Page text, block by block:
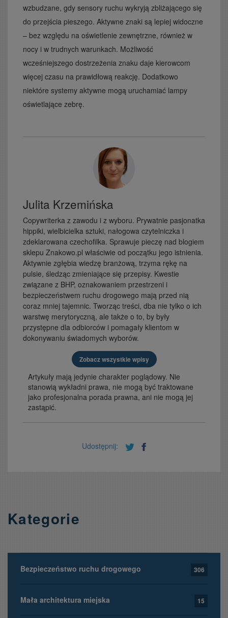
wzbudzane, gdy sensory ruchu wykryją zbliżającego się
do przejścia pieszego. Aktywne znaki są lepiej widoczne
– bez względu na oświetlenie zewnętrzne, również w
nocy i w trudnych warunkach. Możliwość
wcześniejszego dostrzeżenia znaku daje kierowcom
więcej czasu na prawidłową reakcję. Dodatkowo
niektóre systemy aktywne mogą uruchamiać lampy
oświetlające zebrę.
Julita Krzemińska
Copywriterka z zawodu i z wyboru. Prywatnie pasjonatka
hippiki, wielbicielka sztuki, nałogowa czytelniczka i
zdeklarowana czechofilka. Sprawuje pieczę nad blogiem
sklepu Znakowo.pl właściwie od początku jego istnienia.
Aktywnie zgłębia wiedzę branżową, trzyma rękę na
pulsie, śledząc zmieniające się przepisy. Kwestie
związane z BHP, oznakowaniem przestrzeni i
bezpieczeństwem ruchu drogowego mają przed nią
coraz mniej tajemnic. Tworząc treści, dba nie tylko o ich
warstwę merytoryczną, ale także o to, by były
przystępne dla odbiorców i pomagały klientom w
dokonywaniu świadomych wyborów.
Zobacz wszystkie wpisy
Artykuły mają jedynie charakter poglądowy. Nie
stanowią wykładni prawa, nie mogą być traktowane
jako profesjonalna porada prawna, ani nie mogą jej
zastąpić.
Udostępnij:
Kategorie
Bezpieczeństwo ruchu drogowego 306
Mała architektura miejska 15